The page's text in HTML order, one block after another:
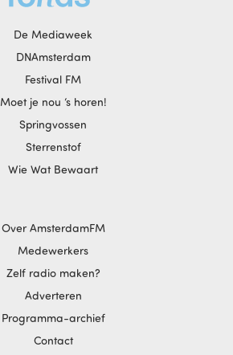
De Mediaweek
DNAmsterdam
Festival FM
Moet je nou ‘s horen!
Springvossen
Sterrenstof
Wie Wat Bewaart
Over AmsterdamFM
Medewerkers
Zelf radio maken?
Adverteren
Programma-archief
Contact